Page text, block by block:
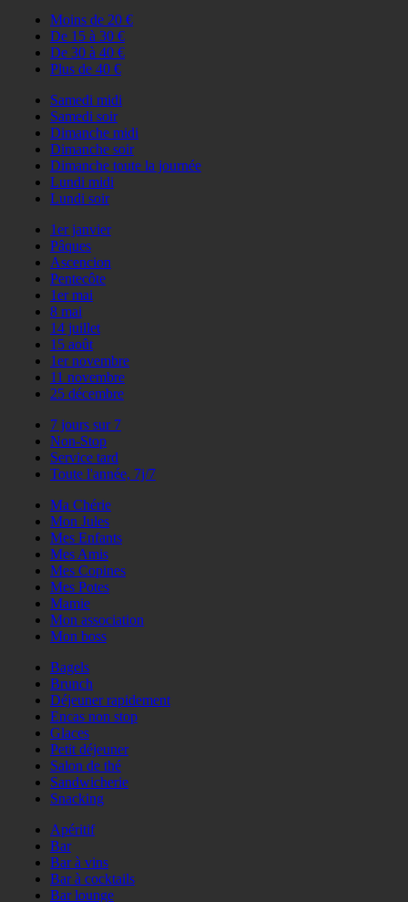
Moins de 20 €
De 15 à 30 €
De 30 à 40 €
Plus de 40 €
Samedi midi
Samedi soir
Dimanche midi
Dimanche soir
Dimanche toute la journée
Lundi midi
Lundi soir
1er janvier
Pâques
Ascencion
Pentecôte
1er mai
8 mai
14 juillet
15 août
1er novembre
11 novembre
25 décembre
7 jours sur 7
Non-Stop
Service tard
Toute l'année, 7j/7
Ma Chérie
Mon Jules
Mes Enfants
Mes Amis
Mes Copines
Mes Potes
Mamie
Mon association
Mon boss
Bagels
Brunch
Déjeuner rapidement
Encas non stop
Glaces
Petit déjeuner
Salon de thé
Sandwicherie
Snacking
Apéritif
Bar
Bar à vins
Bar à cocktails
Bar lounge